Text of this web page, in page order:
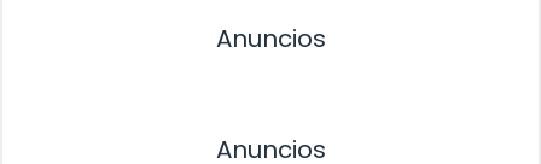
Anuncios
Anuncios